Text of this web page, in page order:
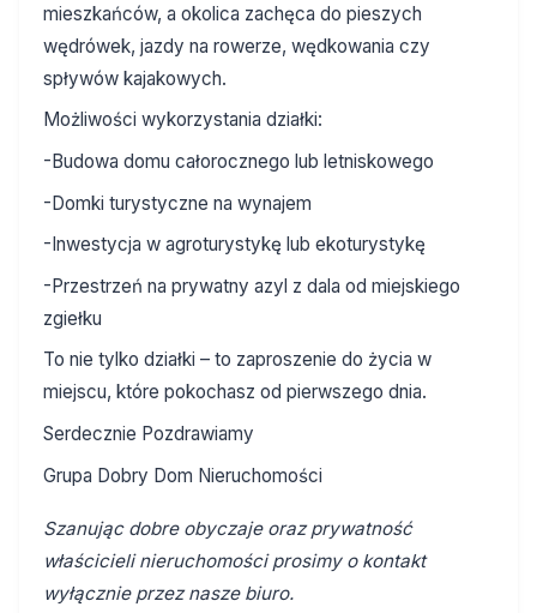
mieszkańców, a okolica zachęca do pieszych
wędrówek, jazdy na rowerze, wędkowania czy
spływów kajakowych.
Możliwości wykorzystania działki:
-Budowa domu całorocznego lub letniskowego
-Domki turystyczne na wynajem
-Inwestycja w agroturystykę lub ekoturystykę
-Przestrzeń na prywatny azyl z dala od miejskiego
zgiełku
To nie tylko działki – to zaproszenie do życia w
miejscu, które pokochasz od pierwszego dnia.
Serdecznie Pozdrawiamy
Grupa Dobry Dom Nieruchomości
Szanując dobre obyczaje oraz prywatność
właścicieli nieruchomości prosimy o kontakt
wyłącznie przez nasze biuro.